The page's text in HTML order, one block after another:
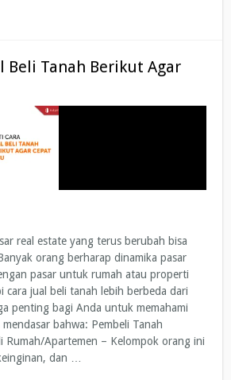
Beli Tanah Berikut Agar
real estate yang terus berubah bisa
orang berharap dinamika pasar
pasar untuk rumah atau properti
cara jual beli tanah lebih berbeda dari
penting bagi Anda untuk memahami
bahwa: Pembeli Tanah
Rumah/Apartemen – Kelompok orang ini
dan …